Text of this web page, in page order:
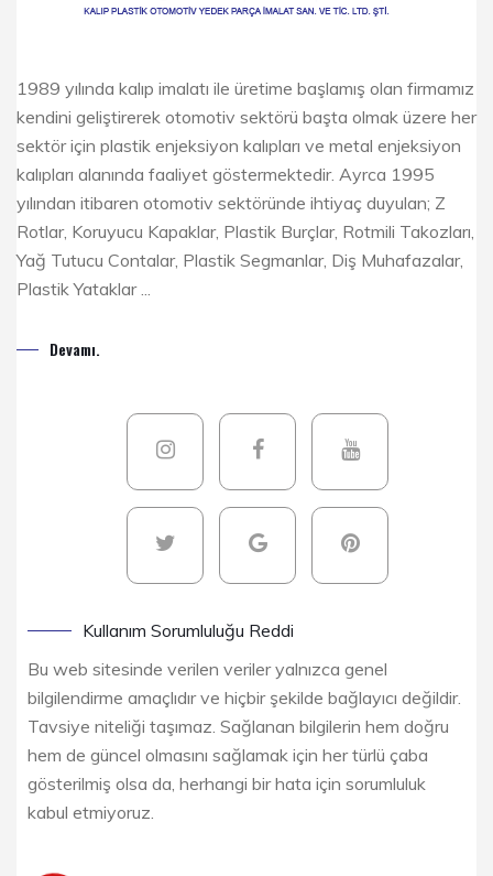
1989 yılında kalıp imalatı ile üretime başlamış olan firmamız
kendini geliştirerek otomotiv sektörü başta olmak üzere her
sektör için plastik enjeksiyon kalıpları ve metal enjeksiyon
kalıpları alanında faaliyet göstermektedir. Ayrca 1995
yılından itibaren otomotiv sektöründe ihtiyaç duyulan; Z
Rotlar, Koruyucu Kapaklar, Plastik Burçlar, Rotmili Takozları,
Yağ Tutucu Contalar, Plastik Segmanlar, Diş Muhafazalar,
Plastik Yataklar ...
Devamı.
Kullanım Sorumluluğu Reddi
Bu web sitesinde verilen veriler yalnızca genel
bilgilendirme amaçlıdır ve hiçbir şekilde bağlayıcı değildir.
Tavsiye niteliği taşımaz. Sağlanan bilgilerin hem doğru
hem de güncel olmasını sağlamak için her türlü çaba
gösterilmiş olsa da, herhangi bir hata için sorumluluk
kabul etmiyoruz.